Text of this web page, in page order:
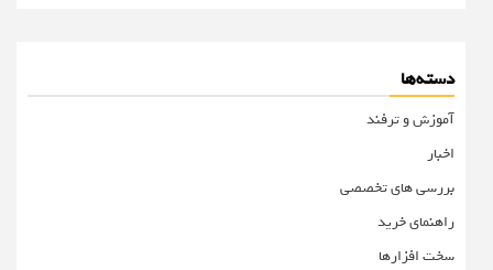
دسته‌ها
آموزش و ترفند
اخبار
بررسی های تخصصی
راهنمای خرید
سخت افزارها